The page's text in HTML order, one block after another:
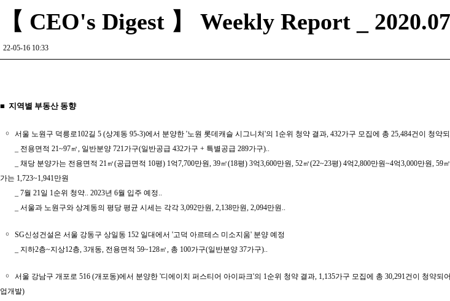
【 CEO's Digest 】 Weekly Report _
22-05-16 10:33
■ 지역별 부동산 동향
￮
서울 노원구 덕릉로102길 5 (상계동 95-3)에서 분양한 '노원 롯데캐슬 시그니처'의 1순위 청약 결과, 432가구 모집에 총 25,484건이 청
_ 전용면적 21~97㎡, 일반분양 721가구(일반공급 432가구 + 특별공급 289가구)..
_ 채당 분양가는 전용면적 21㎡(공급면적 10평) 1억7,700만원, 39㎡(18평) 3억3,600만원, 52㎡(22~23평) 4억2,800만원~4억3,000만원,
가는 1,723~1,941만원
_ 7월 21일 1순위 청약.. 2023년 6월 입주 예정..
_ 서울과 노원구와 상계동의 평당 평균 시세는 각각 3,092만원, 2,138만원, 2,094만원..
￮
SG신성건설은 서울 강동구 상일동 152 일대에서 '고덕 아르테스 미소지움' 분양 예정
_ 지하2층~지상12층, 3개동, 전용면적 59~128㎡, 총 100가구(일반분양 37가구)..
￮
서울 강남구 개포로 516 (개포동)에서 분양한 '디에이치 퍼스티어 아이파크'의 1순위 청약 결과, 1,135가구 모집에 총 30,291건이 청약
업개발)